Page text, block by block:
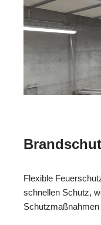
Flexible
schnellen Schutz,